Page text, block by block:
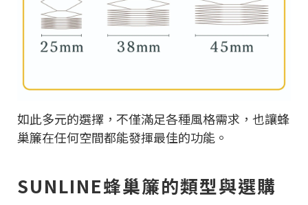
如此多元的選擇，不僅滿足各種風格需求，也讓蜂
巢簾在任何空間都能發揮最佳的功能。
SUNLINE蜂巢簾的類型與選購